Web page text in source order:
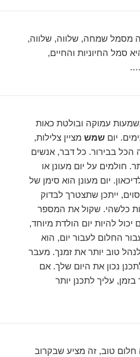
מסמל שמחה, שלווה, שלווה,
סמל החיוניות והחיים,
עמוקה ובולטת כאות
יוםשמש מציין צלילות,
הכל בבירור. כל דבר, אנשים
חולמים על יום מעונן או
יום מעונן הוא סימן של
ייתכן שתצטרך לבדוק
כלשהי. שקול את המספר
יכול להיות יום הולדת מיוחד,
החלום לעבור יום, הוא
טוב יותר את זמנך. מעבר
נכון את היום שלך. אם
עליך לתכנן יותר
טוב, זה מציע שבקרוב